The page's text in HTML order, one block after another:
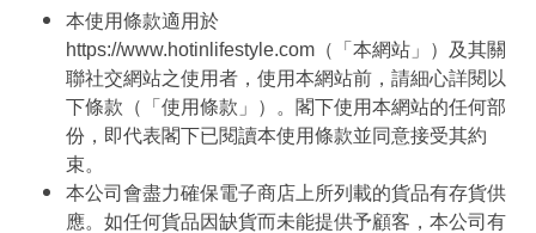
本使用條款適用於
https://www.hotinlifestyle.com（「本網站」）及其關
聯社交網站之使用者，使用本網站前，請細心詳閱以
下條款（「使用條款」）。閣下使用本網站的任何部
份，即代表閣下已閱讀本使用條款並同意接受其約
束。
本公司會盡力確保電子商店上所列載的貨品有存貨供
應。如任何貨品因缺貨而未能提供予顧客，本公司有